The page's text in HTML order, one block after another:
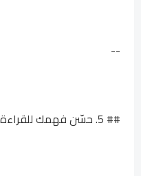
--
## 5. حسّن فهمك للقراءة